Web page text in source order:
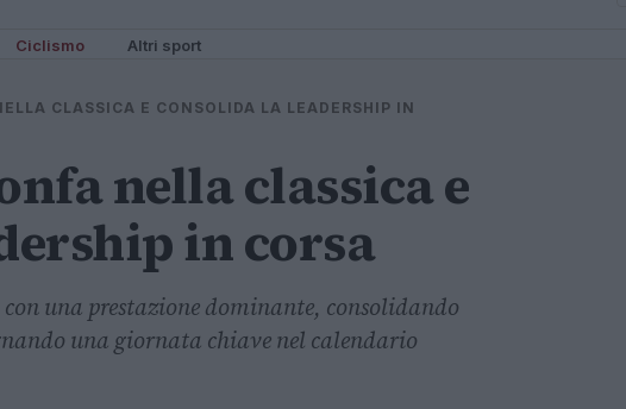
Ciclismo Altri sport
CLASSICA E CONSOLIDA LA LEADERSHIP IN
nella classica e
in corsa
una prestazione dominante, consolidando
una giornata chiave nel calendario